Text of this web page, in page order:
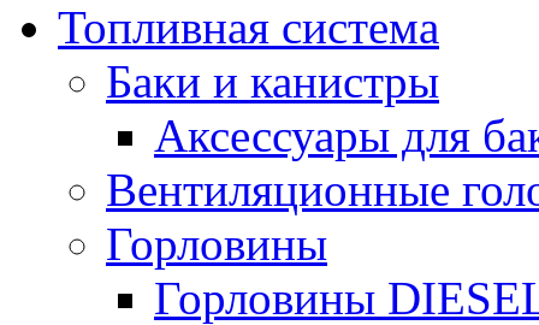
Топливная система
Баки и канистры
Аксессуары для
Вентиляционные
Горловины
Горловины